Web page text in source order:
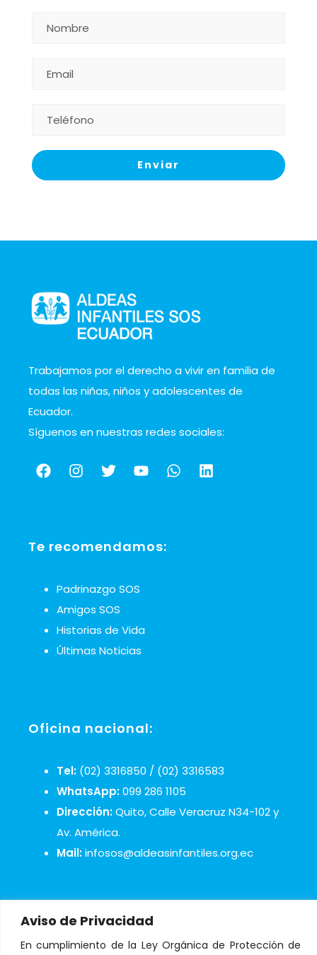
Aviso de Privacidad
En cumplimiento de la Ley Orgánica de Protección de
Trabajamos por el derecho a vivir en familia de
todas las niñas, niños y adolescentes de
Ecuador.
Síguenos en nuestras redes sociales:
Te recomendamos:
Padrinazgo SOS
Amigos SOS
Historias de Vida
Últimas Noticias
Oficina nacional:
Tel: (02) 3316850 / (02) 3316583
WhatsApp:099 286 1105
Dirección:Quito, Calle Veracruz N34-102 y
Av. América.
Mail:infosos@aldeasinfantiles.org.ec
© Copyright 2021 Aldeas Infantiles SOS Ecuador